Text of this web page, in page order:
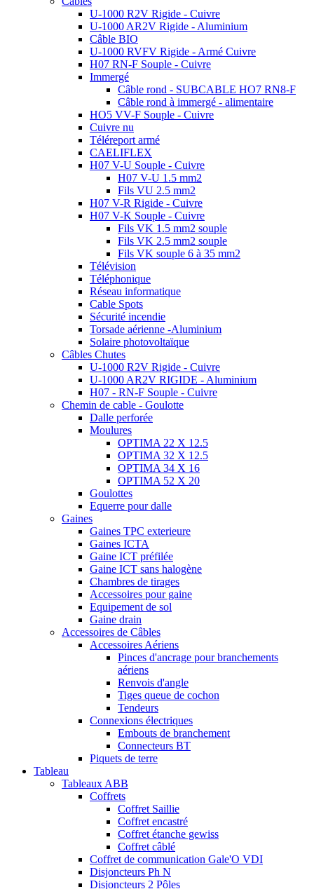
U-1000 R2V Rigide - Cuivre
U-1000 AR2V Rigide - Aluminium
Câble BIO
U-1000 RVFV Rigide - Armé Cuivre
H07 RN-F Souple - Cuivre
Immergé
Câble rond - SUBCABLE HO7 RN8-F
Câble rond à immergé - alimentaire
HO5 VV-F Souple - Cuivre
Cuivre nu
Téléreport armé
CAELIFLEX
H07 V-U Souple - Cuivre
H07 V-U 1.5 mm2
Fils VU 2.5 mm2
H07 V-R Rigide - Cuivre
H07 V-K Souple - Cuivre
Fils VK 1.5 mm2 souple
Fils VK 2.5 mm2 souple
Fils VK souple 6 à 35 mm2
Télévision
Téléphonique
Réseau informatique
Cable Spots
Sécurité incendie
Torsade aérienne -Aluminium
Solaire photovoltaïque
Câbles Chutes
U-1000 R2V Rigide - Cuivre
U-1000 AR2V RIGIDE - Aluminium
H07 - RN-F Souple - Cuivre
Chemin de cable - Goulotte
Dalle perforée
Moulures
OPTIMA 22 X 12.5
OPTIMA 32 X 12.5
OPTIMA 34 X 16
OPTIMA 52 X 20
Goulottes
Equerre pour dalle
Gaines
Gaines TPC exterieure
Gaines ICTA
Gaine ICT préfilée
Gaine ICT sans halogène
Chambres de tirages
Accessoires pour gaine
Equipement de sol
Gaine drain
Accessoires de Câbles
Accessoires Aériens
Pinces d'ancrage pour branchements
aériens
Renvois d'angle
Tiges queue de cochon
Tendeurs
Connexions électriques
Embouts de branchement
Connecteurs BT
Piquets de terre
Tableau
Tableaux ABB
Coffrets
Coffret Saillie
Coffret encastré
Coffret étanche gewiss
Coffret câblé
Coffret de communication Gale'O VDI
Disjoncteurs Ph N
Disjoncteurs 2 Pôles